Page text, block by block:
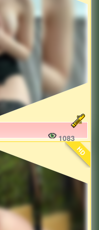
1083
HD